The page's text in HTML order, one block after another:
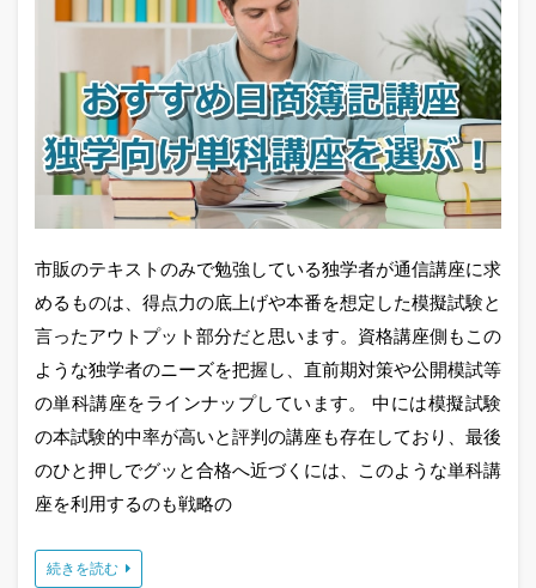
市販のテキストのみで勉強している独学者が通信講座に求
めるものは、得点力の底上げや本番を想定した模擬試験と
言ったアウトプット部分だと思います。資格講座側もこの
ような独学者のニーズを把握し、直前期対策や公開模試等
の単科講座をラインナップしています。 中には模擬試験
の本試験的中率が高いと評判の講座も存在しており、最後
のひと押しでグッと合格へ近づくには、このような単科講
座を利用するのも戦略の
続きを読む